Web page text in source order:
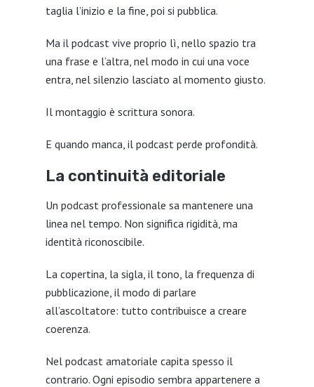
taglia l’inizio e la fine, poi si pubblica.
Ma il podcast vive proprio lì, nello spazio tra
una frase e l’altra, nel modo in cui una voce
entra, nel silenzio lasciato al momento giusto.
Il montaggio è scrittura sonora.
E quando manca, il podcast perde profondità.
La continuità editoriale
Un podcast professionale sa mantenere una
linea nel tempo. Non significa rigidità, ma
identità riconoscibile.
La copertina, la sigla, il tono, la frequenza di
pubblicazione, il modo di parlare
all’ascoltatore: tutto contribuisce a creare
coerenza.
Nel podcast amatoriale capita spesso il
contrario. Ogni episodio sembra appartenere a